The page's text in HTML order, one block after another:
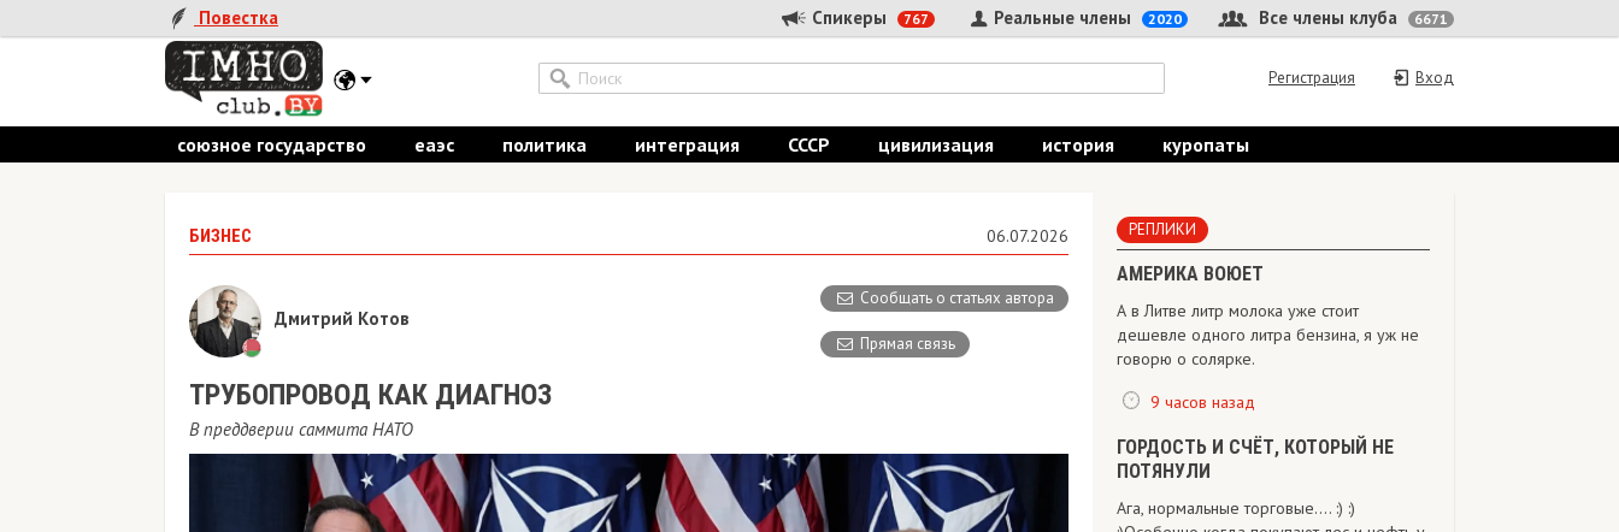
Повестка Спикеры 767 Все члены клуба 6671
Реальные члены 2020
Вход
Регистрация
союзное государство еаэс политика интеграция СССР цивилизация история куропаты
БИЗНЕС 06.07.2026
Сообщать о статьях автора
Прямая связь
Дмитрий Котов
ТРУБОПРОВОД КАК ДИАГНОЗ
В преддверии саммита НАТО
РЕПЛИКИ
АМЕРИКА ВОЮЕТ
А в Литве литр молока уже стоит
дешевле одного литра бензина, я уж не
говорю о солярке.
9 часов назад
ГОРДОСТЬ И СЧЁТ, КОТОРЫЙ НЕ
ПОТЯНУЛИ
Ага, нормальные торговые.... :) :)